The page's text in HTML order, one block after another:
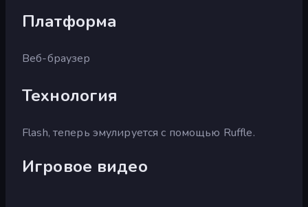
Платформа
Веб-браузер
Технология
Flash, теперь эмулируется с помощью Ruffle.
Игровое видео